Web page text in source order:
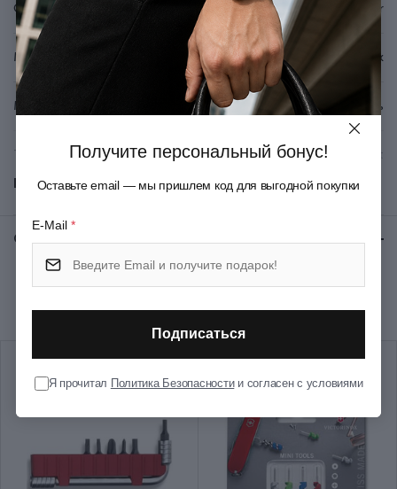
Пожизненная гарантия.
Сделано в Швейцарии.
Блистерная упаковка.
Серия Waiter
Материал рукояти/накладок Целлидор/ABS-пластик
Материал лезвия Нержавеющая сталь
Тип ножевого замка
Функции
нож; Штопор; Большая
снятия изоляции; Пинцет;
Зубочистка; Кольцо/
отверстие для подвеса
Цвет Красный
Длина складного ножа (мм)
Показать все
Отзывы: ★ 0 (0)
Получите персональный бонус!
Оставьте email — мы пришлем код для выгодной покупки
E-Mail *
Подписаться
Я прочитал Политика Безопасностии согласен с условиями